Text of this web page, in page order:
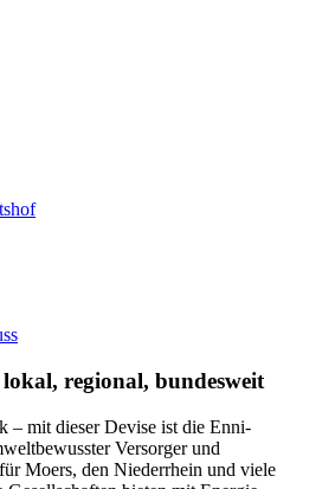
regional, bundesweit
– mit dieser Devise ist die Enni-
Versorger und
Moers, den Niederrhein und viele